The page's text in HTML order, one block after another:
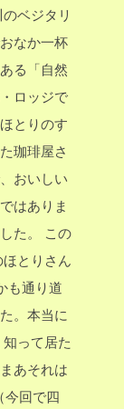
ベジタリ
なか一杯
る「自然
ロッジで
とりのす
珈琲屋さ
おいしい
はありま
た。
この
とりさん
も通り道
。本当に
って居た
あそれは
今回で四